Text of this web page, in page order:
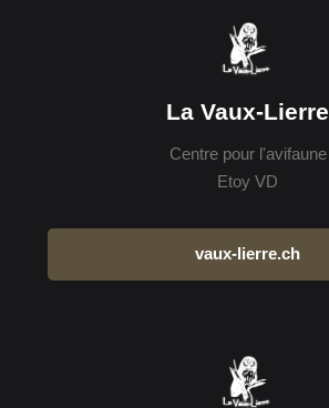
La Vaux-Lierre
Centre pour l'avifaune
Etoy VD
vaux-lierre.ch